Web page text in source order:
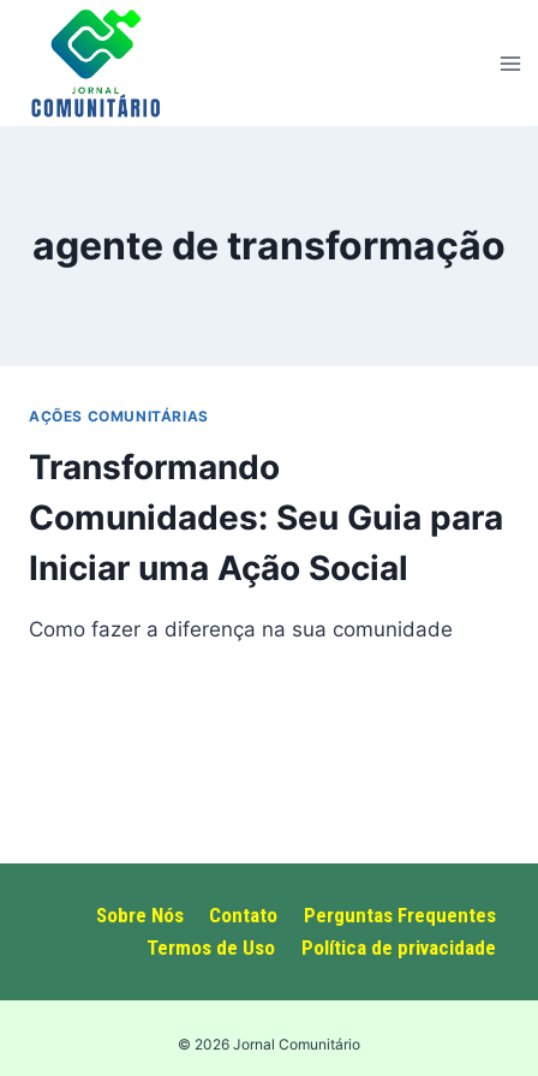
agente de transformação
AÇÕES COMUNITÁRIAS
Transformando
Comunidades: Seu Guia para
Iniciar uma Ação Social
Como fazer a diferença na sua comunidade
Sobre Nós Contato
Perguntas Frequentes
Termos de Uso
Política de privacidade
© 2026 Jornal Comunitário